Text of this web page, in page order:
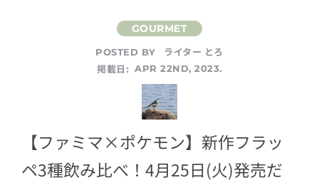
POSTED BY
ライター とろ
掲載日: APR 22ND, 2023.
【ファミマ×ポケモン】新作フラッ
ペ3種飲み比べ！4月25日(火)発売だ